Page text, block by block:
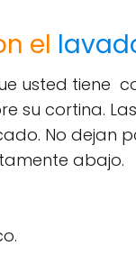
el
usted tiene
su cortina. Las
No dejan
abajo.